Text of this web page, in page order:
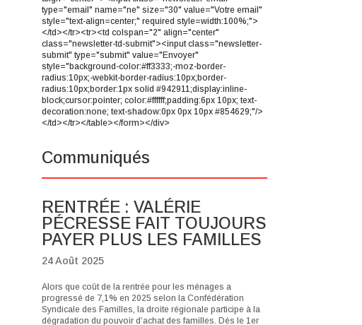
type="email" name="ne" size="30" value="Votre email"
style="text-align=center;" required style=width:100%;">
</td></tr><tr><td colspan="2" align="center"
class="newsletter-td-submit"><input class="newsletter-
submit" type="submit" value="Envoyer"
style="background-color:#ff3333;-moz-border-
radius:10px;-webkit-border-radius:10px;border-
radius:10px;border:1px solid #942911;display:inline-
block;cursor:pointer; color:#ffffff;padding:6px 10px; text-
decoration:none; text-shadow:0px 0px 10px #854629;"/>
</td></tr></table></form></div>
Communiqués
RENTRÉE : VALÉRIE
PÉCRESSE FAIT TOUJOURS
PAYER PLUS LES FAMILLES
24 Août 2025
Alors que coût de la rentrée pour les ménages a
progressé de 7,1% en 2025 selon la Confédération
Syndicale des Familles, la droite régionale participe à la
dégradation du pouvoir d’achat des familles. Dès le 1er